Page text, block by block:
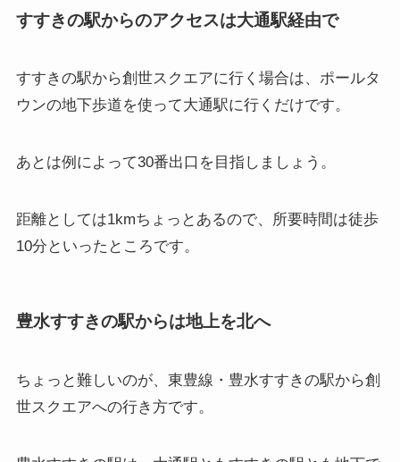
すすきの駅からのアクセスは大通駅経由で
すすきの駅から創世スクエアに行く場合は、ポールタ
ウンの地下歩道を使って大通駅に行くだけです。
あとは例によって30番出口を目指しましょう。
距離としては1kmちょっとあるので、所要時間は徒歩
10分といったところです。
豊水すすきの駅からは地上を北へ
ちょっと難しいのが、東豊線・豊水すすきの駅から創
世スクエアへの行き方です。